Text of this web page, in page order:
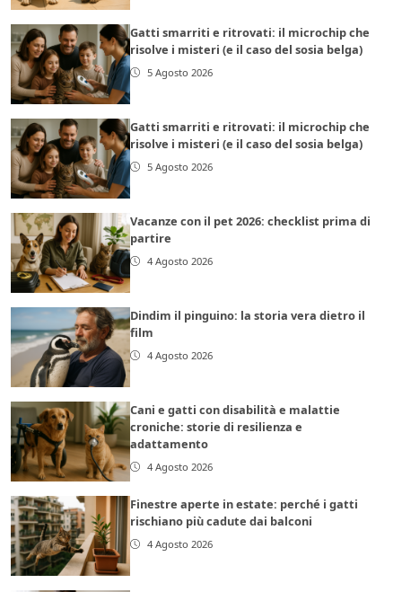
Gatti smarriti e ritrovati: il microchip che
risolve i misteri (e il caso del sosia belga)
5 Agosto 2026
Gatti smarriti e ritrovati: il microchip che
risolve i misteri (e il caso del sosia belga)
5 Agosto 2026
Vacanze con il pet 2026: checklist prima di
partire
4 Agosto 2026
Dindim il pinguino: la storia vera dietro il
film
4 Agosto 2026
Cani e gatti con disabilità e malattie
croniche: storie di resilienza e
adattamento
4 Agosto 2026
Finestre aperte in estate: perché i gatti
rischiano più cadute dai balconi
4 Agosto 2026